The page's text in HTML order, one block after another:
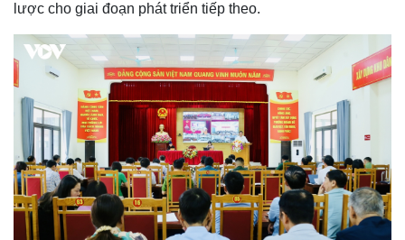
lược cho giai đoạn phát triển tiếp theo.